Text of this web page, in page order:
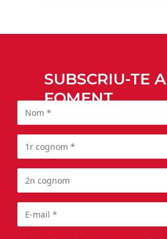
SUBSCRIU-TE A
FOMENT